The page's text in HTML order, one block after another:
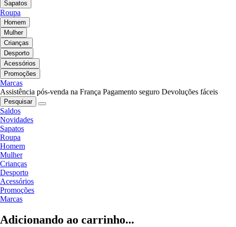
Sapatos
Roupa
Homem
Mulher
Crianças
Desporto
Acessórios
Promoções
Marcas
Assistência pós-venda na França Pagamento seguro Devoluções fáceis
Pesquisar
Saldos
Novidades
Sapatos
Roupa
Homem
Mulher
Crianças
Desporto
Acessórios
Promoções
Marcas
Adicionando ao carrinho...